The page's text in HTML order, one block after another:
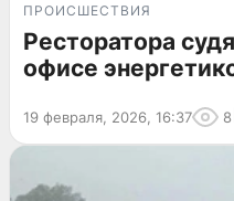
ПРОИСШЕСТВИЯ
Ресторатора
офисе
19 февраля, 2026, 16:37 8